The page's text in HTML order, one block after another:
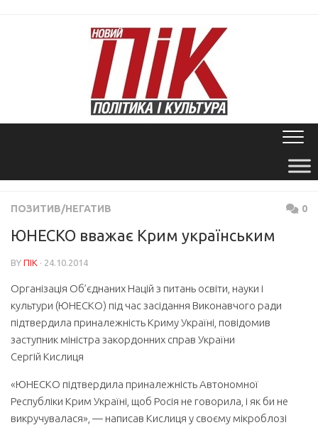
ПОЗИТИВ/НЕГАТИВ 0
ЮНЕСКО вважає Крим українським
BY ПІК · 24.10.2014
Організація Об’єднаних Націй з питань освіти, науки і
культури (ЮНЕСКО) під час засідання Виконавчого ради
підтвердила приналежність Криму Україні, повідомив
заступник міністра закордонних справ України
Сергій Кислиця
«ЮНЕСКО підтвердила приналежність Автономної
Республіки Крим Україні, щоб Росія не говорила, і як би не
викручувалася», — написав Кислиця у своєму мікроблозі